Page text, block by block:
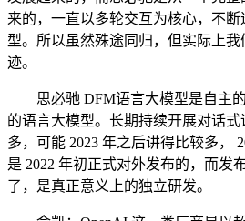
来的，一直以多轮交互为核心，不
型。所以虽然殊途同归，但实际上
迹。
思必驰 DFM语言大模型是自主的
的语言大模型。长期持续开展对话
多，可能 2023 年之后讲得比较多，
是 2022 年初正式对外发布的，而发
了，是真正意义上的独立研发。